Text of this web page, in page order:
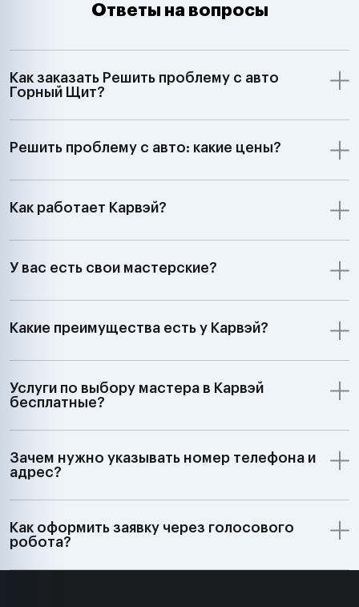
Ответы на вопросы
Как заказать Решить проблему с авто
Горный Щит?
Решить проблему с авто: какие цены?
Как работает Карвэй?
У вас есть свои мастерские?
Какие преимущества есть у Карвэй?
Услуги по выбору мастера в Карвэй
бесплатные?
Зачем нужно указывать номер телефона и
адрес?
Как оформить заявку через голосового
робота?